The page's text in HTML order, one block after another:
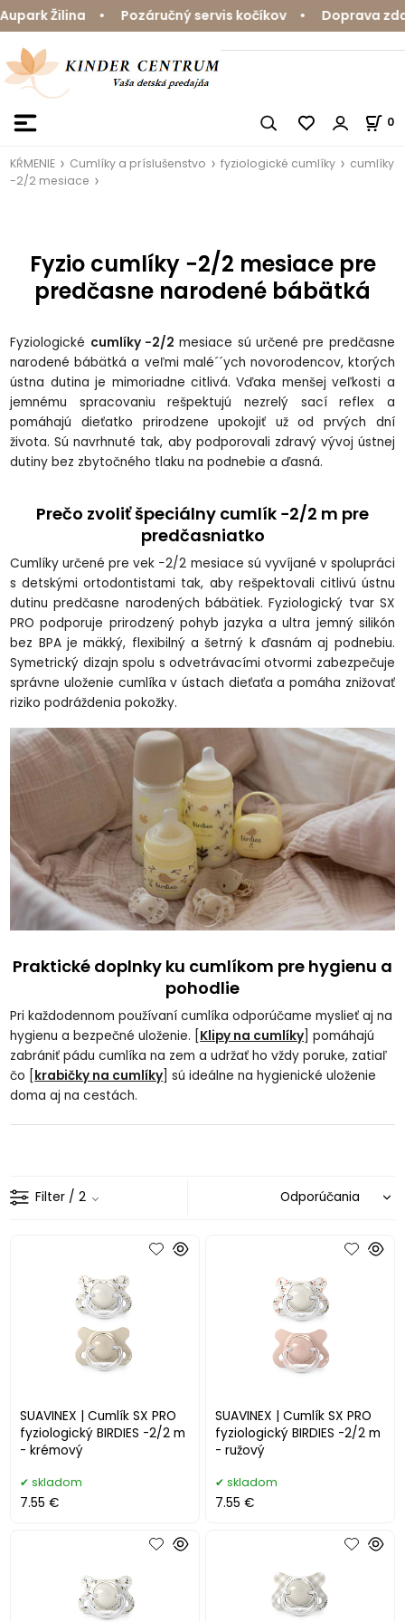
Žilina • Pozáručný servis kočíkov • Doprava
0
KŔMENIE Cumlíky a príslušenstvo fyziologické cumlíky
cumlíky
-2/2 mesiace
Fyzio cumlíky −2/2 mesiace pre
predčasne narodené bábätká
Fyziologické cumlíky −2/2 mesiace sú určené pre predčasne
narodené bábätká a veľmi malé´´ych novorodencov, ktorých
ústna dutina je mimoriadne citlivá. Vďaka menšej veľkosti a
jemnému spracovaniu rešpektujú nezrelý sací reflex a
pomáhajú dieťatko prirodzene upokojiť už od prvých dní
života. Sú navrhnuté tak, aby podporovali zdravý vývoj ústnej
dutiny bez zbytočného tlaku na podnebie a ďasná.
Prečo zvoliť špeciálny cumlík −2/2 m pre
predčasniatko
Cumlíky určené pre vek −2/2 mesiace sú vyvíjané v spolupráci
s detskými ortodontistami tak, aby rešpektovali citlivú ústnu
dutinu predčasne narodených bábätiek. Fyziologický tvar SX
PRO podporuje prirodzený pohyb jazyka a ultra jemný silikón
bez BPA je mäkký, flexibilný a šetrný k ďasnám aj podnebiu.
Symetrický dizajn spolu s odvetrávacími otvormi zabezpečuje
správne uloženie cumlíka v ústach dieťaťa a pomáha znižovať
riziko podráždenia pokožky.
Praktické doplnky ku cumlíkom pre hygienu a
pohodlie
Pri každodennom používaní cumlíka odporúčame myslieť aj na
hygienu a bezpečné uloženie. [Klipy na cumlíky] pomáhajú
zabrániť pádu cumlíka na zem a udržať ho vždy poruke, zatiaľ
čo [krabičky na cumlíky] sú ideálne na hygienické uloženie
doma aj na cestách.
Filter / 2
SUAVINEX | Cumlík SX PRO
fyziologický BIRDIES -2/2 m
- krémový
skladom
7.55 €
SUAVINEX | Cumlík SX PRO
fyziologický BIRDIES -2/2 m
- ružový
skladom
7.55 €